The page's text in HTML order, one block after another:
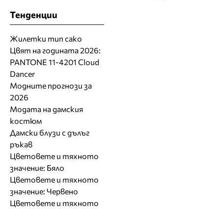
Тенденции
Жилетки тип сако
Цвят на годината 2026:
PANTONE 11-4201 Cloud
Dancer
Модните прогнози за
2026
Модата на дамския
костюм
Дамски блузи с дълъг
ръкав
Цветовете и тяхното
значение: Бяло
Цветовете и тяхното
значение: Червено
Цветовете и тяхното